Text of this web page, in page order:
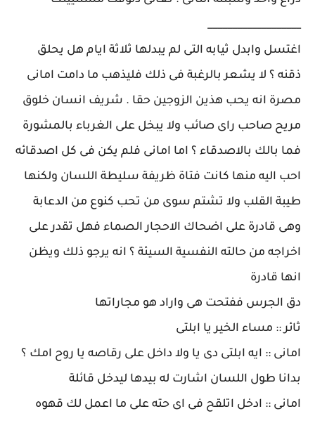
___________________
اغتسل وابدل ثيابه التى لم يبدلها ثلاثة ايام هل يحلق
ذقنه ؟ لا يشعر بالرغبة فى ذلك فليذهب ما دامت امانى
مصرة انه يحب هذين الزوجين حقا . شريف انسان خلوق
مريح صاحب راى صائب ولا يبخل على الغرباء بالمشورة
فما بالك بالاصدقاء ؟ اما امانى فلم يكن فى كل اصدقائه
احب اليه منها كانت فتاة ظريفة سليطة اللسان ولكنها
طيبة القلب ولا تشتم سوى من تحب كنوع من الدعابة
وهى قادرة على اضحاك الاحجار الصماء فهل تقدر على
اخراجه من حالته النفسية السيئة ؟ انه يرجو ذلك ويظن
انها قادرة
دق الجرس ففتحت هى واراد هو مجاراتها
ثائر :: مساء الخير يا ابلتى
امانى :: ايه ابلتى دى يا ولا داخل على رقاصه يا روح امك ؟
بدانا طول اللسان اشارت له بيدها ليدخل قائلة
امانى :: ادخل اتلقح فى اى حته على ما اعمل لك قهوه